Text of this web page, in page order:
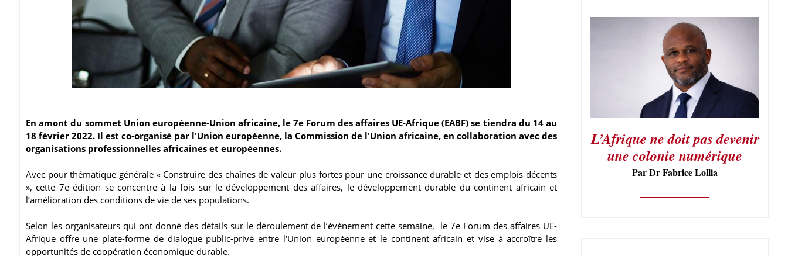
En amont du sommet Union européenne-Union africaine, le 7e Forum des affaires UE-Afrique (EABF) se tiendra du 14 au
18 février 2022. Il est co-organisé par l'Union européenne, la Commission de l'Union africaine, en collaboration avec des
organisations professionnelles africaines et européennes.
Avec pour thématique générale « Construire des chaînes de valeur plus fortes pour une croissance durable et des emplois décents
», cette 7e édition se concentre à la fois sur le développement des affaires, le développement durable du continent africain et
l’amélioration des conditions de vie de ses populations.
Selon les organisateurs qui ont donné des détails sur le déroulement de l’événement cette semaine, le 7e Forum des affaires UE-
Afrique offre une plate-forme de dialogue public-privé entre l'Union européenne et le continent africain et vise à accroître les
opportunités de coopération économique durable.
L’Afrique ne doit pas devenir
une colonie numérique
Par Dr Fabrice Lollia